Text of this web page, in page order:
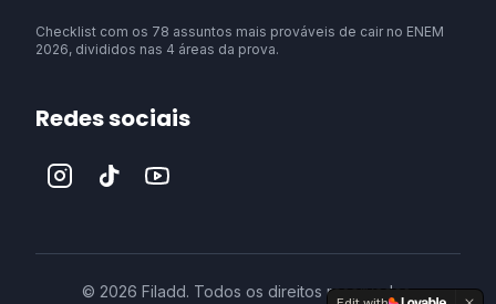
Checklist com os 78 assuntos mais prováveis de cair no ENEM
2026, divididos nas 4 áreas da prova.
Redes sociais
© 2026 Filadd. Todos os direitos reservados.